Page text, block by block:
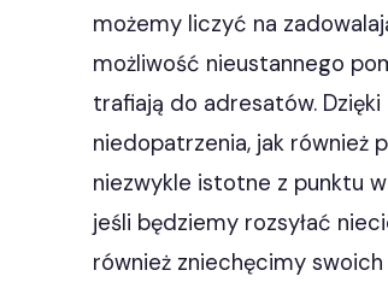
możemy liczyć na
możliwość nieustannego
trafiają do adresatów.
niedopatrzenia, jak
niezwykle istotne z punktu
jeśli będziemy rozsyłać
również zniechęcimy